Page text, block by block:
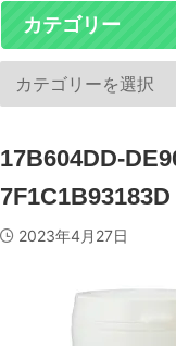
カテゴリー
17B604DD-
7F1C1B93183D
2023年4月27日